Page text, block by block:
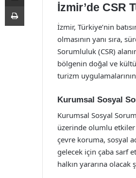
İzmir’de CSR
İzmir, Türkiye’nin
olmasının yanı sıra,
Sorumluluk (CSR)
bölgenin doğal ve
turizm
Kurumsal Sosyal
Kurumsal Sosyal
üzerinde olumlu
çevre koruma, sosyal
gelecek için çaba sarf
halkın yararına